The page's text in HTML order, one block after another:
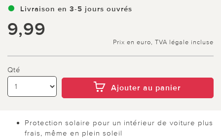
Livraison en 3-5 jours ouvrés
9,99
Prix en euro, TVA légale incluse
Qté
Ajouter au panier
Protection solaire pour un intérieur de voiture plus
frais, même en plein soleil